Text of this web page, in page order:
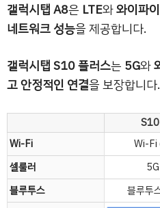
갤럭시탭 A8은 LTE와와이파
네트워크 성능을 제공합니다.
갤럭시탭 S10 플러스는 5G와
고 안정적인 연결을 보장합니다.
Wi-Fi
Wi-Fi
셀룰러
5G
블루투스
블루투